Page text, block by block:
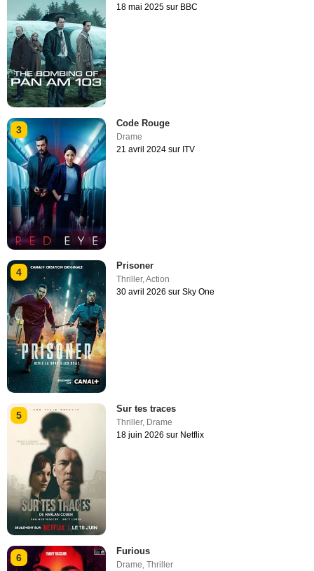
18 mai 2025 sur BBC
3
Code Rouge
Drame
21 avril 2024 sur ITV
4
Prisoner
Thriller,Action
30 avril 2026 sur Sky One
5
Sur tes traces
Thriller, Drame
18 juin 2026 sur Netflix
6
Furious
Drame,Thriller